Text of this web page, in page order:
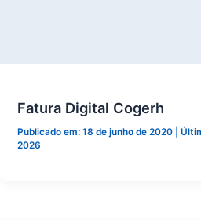
Fatura Digital Cogerh
Publicado em: 18 de junho de 2020
|
2026